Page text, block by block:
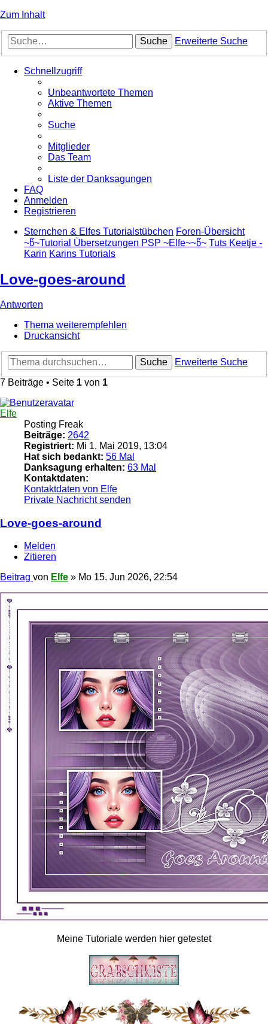
Zum Inhalt
Suche Erweiterte Suche
Schnellzugriff
Unbeantwortete Themen
Aktive Themen
Suche
Mitglieder
Das Team
Liste der Danksagungen
FAQ
Anmelden
Registrieren
Sternchen & Elfes Tutorialstübchen Foren-Übersicht
~წ~Tutorial Übersetzungen PSP ~Elfe~~წ~ Tuts Keetje -
Karin Karins Tutorials
Love-goes-around
Antworten
Thema weiterempfehlen
Druckansicht
Suche
Erweiterte Suche
7 Beiträge • Seite 1 von 1
Elfe
Posting Freak
Beiträge: 2642
Registriert: Mi 1. Mai 2019, 13:04
Hat sich bedankt: 56 Mal
Danksagung erhalten: 63 Mal
Kontaktdaten:
Kontaktdaten von Elfe
Private Nachricht senden
Love-goes-around
Melden
Zitieren
Beitrag von Elfe » Mo 15. Jun 2026, 22:54
Meine Tutoriale werden hier getestet